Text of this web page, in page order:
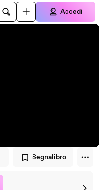
Accedi
Segnalibro